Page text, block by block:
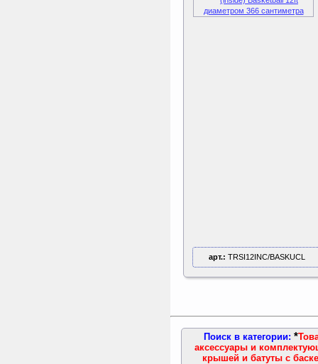
арт.: TRSI12INC/BASKUCL
Поиск в категории: *
аксессуары и
крышей и батуты с